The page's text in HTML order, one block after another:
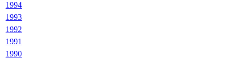
1994
1993
1992
1991
1990